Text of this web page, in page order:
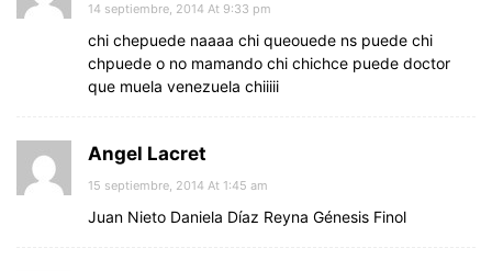
14 septiembre, 2014 At 9:33 pm
chi chepuede naaaa chi queouede ns puede chi
chpuede o no mamando chi chichce puede doctor
que muela venezuela chiiiii
Angel Lacret
15 septiembre, 2014 At 1:45 am
Juan Nieto Daniela Díaz Reyna Génesis Finol